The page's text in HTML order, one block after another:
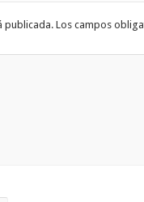
publicada. Los campos